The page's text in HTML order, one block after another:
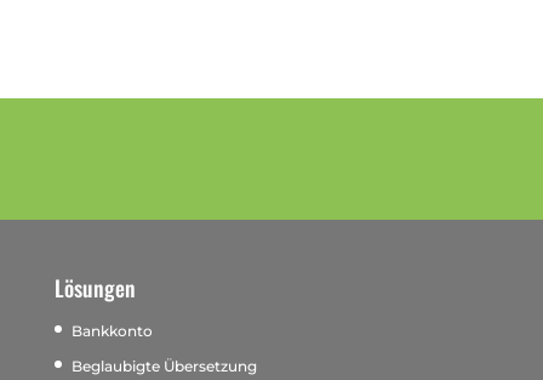
Lösungen
Bankkonto
Beglaubigte Übersetzung